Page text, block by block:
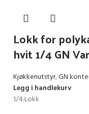
Lokk for
hvit 1/4 GN
Kjøkkenutstyr,GN
Legg i handlekurv
1/4:Lokk